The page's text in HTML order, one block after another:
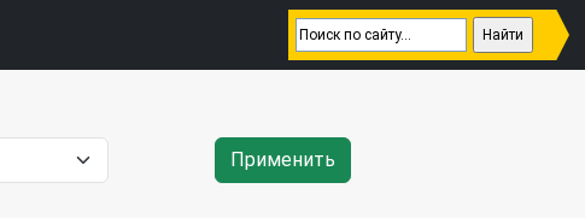
Применить